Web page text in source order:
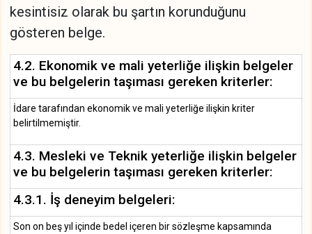
kesintisiz olarak bu şartın korunduğunu
gösteren belge.
4.2. Ekonomik ve mali yeterliğe ilişkin belgeler
ve bu belgelerin taşıması gereken kriterler:
İdare tarafından ekonomik ve mali yeterliğe ilişkin kriter
belirtilmemiştir.
4.3. Mesleki ve Teknik yeterliğe ilişkin belgeler
ve bu belgelerin taşıması gereken kriterler:
4.3.1. İş deneyim belgeleri:
Son on beş yıl içinde bedel içeren bir sözleşme kapsamında